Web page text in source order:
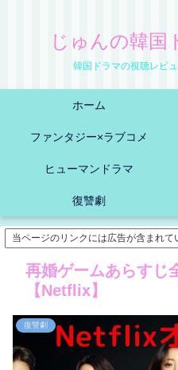
じゅんの韓国
韓国ドラマの視聴レビ
ホーム
ファンタジー×ラブコメ
ヒューマンドラマ
復讐劇
当ページのリンクには広告が含まれて
再婚ゲームあらすじ
【Netflix】
復讐劇